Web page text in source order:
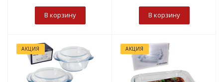
В корзину В корзину
АКЦИЯ АКЦИЯ